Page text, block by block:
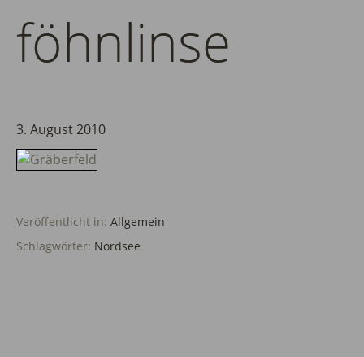
föhnlinse
3. August 2010
Veröffentlicht in: Allgemein
Schlagwörter: Nordsee